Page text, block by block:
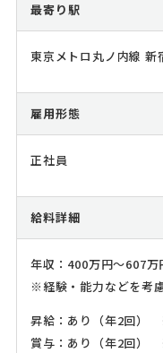
最寄り駅
東京メトロ丸ノ内線 新
雇用形態
正社員
給料詳細
年収：400万円～607万
※経験・能力などを考
昇給：あり（年2回）
賞与：あり（年2回）